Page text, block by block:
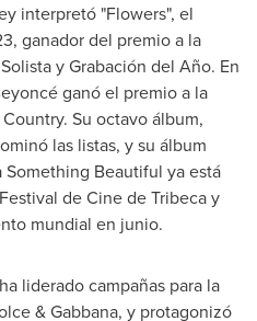
interpretó "Flowers", el
ganador del premio a la
y Grabación del Año. En
ganó el premio a la
Su octavo álbum,
las listas, y su álbum
Beautiful ya está
deCine de Tribecay
mundial en junio.
liderado campañas para la
& Gabbana, y protagonizó